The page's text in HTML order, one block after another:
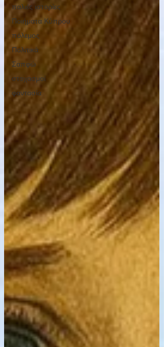
παλιές ιστορίες
Ποιήματα Κύπρου
πόλεμος
Πολιτικά
Σαπφώ
στοχασμοί
φαντασία